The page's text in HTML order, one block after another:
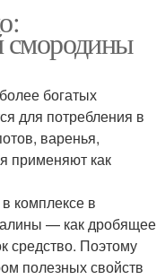
смородины
богатых
для потребления в
варенья,
применяют как
комплексе в
— как дробящее
средство. Поэтому
полезных свойств